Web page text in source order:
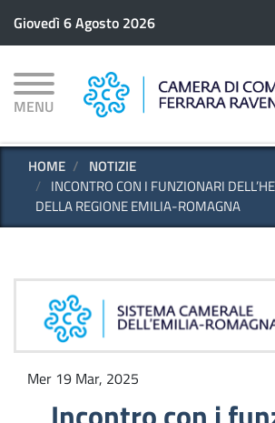
principale
Giovedì 6 Agosto 2026
MENU
HOME
NOTIZIE
INCONTRO CON I FUNZIONARI
DELLA REGIONE EMILIA-ROMAGNA
Mer 19 Mar, 2025